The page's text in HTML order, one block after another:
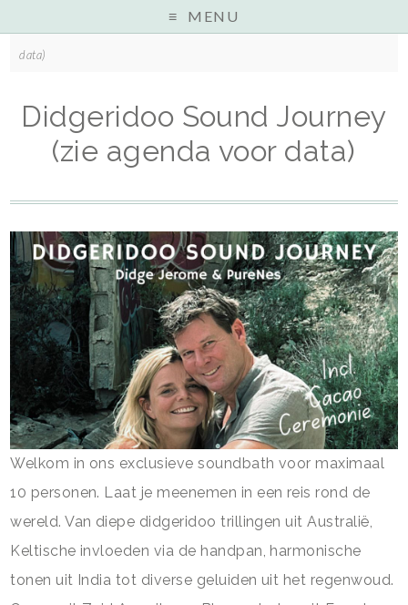
MENU
Didgeridoo Sound Journey (zie agenda voor
data)
Didgeridoo Sound Journey
(zie agenda voor data)
Welkom in ons exclusieve soundbath voor maximaal
10 personen. Laat je meenemen in een reis rond de
wereld. Van diepe didgeridoo trillingen uit Australië,
Keltische invloeden via de handpan, harmonische
tonen uit India tot diverse geluiden uit het regenwoud.